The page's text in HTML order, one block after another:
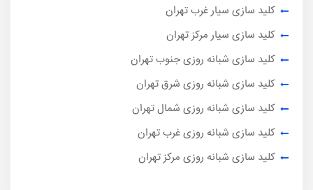
کلید سازی سیار غرب تهران
کلید سازی سیار مرکز تهران
کلید سازی شبانه روزی جنوب تهران
کلید سازی شبانه روزی شرق تهران
کلید سازی شبانه روزی شمال تهران
کلید سازی شبانه روزی غرب تهران
کلید سازی شبانه روزی مرکز تهران